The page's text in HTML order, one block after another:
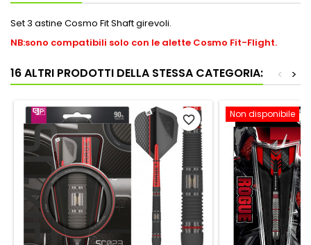
Set 3 astine Cosmo Fit Shaft girevoli.
NB:sono compatibili solo con le alette Cosmo Fit-Flight.
16 ALTRI PRODOTTI DELLA STESSA CATEGORIA: >
<
favorite_border Non disponibile